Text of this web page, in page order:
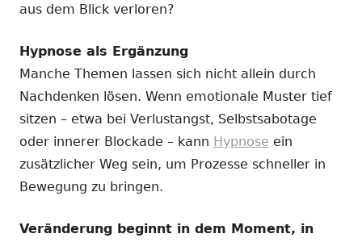
aus dem Blick verloren?
Hypnose als Ergänzung
Manche Themen lassen sich nicht allein durch
Nachdenken lösen. Wenn emotionale Muster tief
sitzen – etwa bei Verlustangst, Selbstsabotage
oder innerer Blockade – kann Hypnose ein
zusätzlicher Weg sein, um Prozesse schneller in
Bewegung zu bringen.
Veränderung beginnt in dem Moment, in